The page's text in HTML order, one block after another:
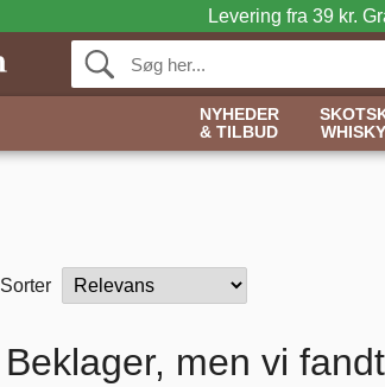
Levering fra 39 kr.
NYHEDER
& TILBUD
WHISKY
Sorter
Beklager, men vi